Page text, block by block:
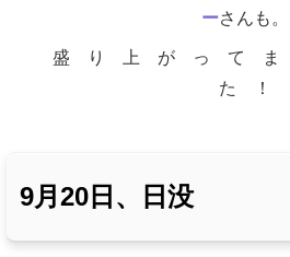
ーさんも。
盛 り 上 が っ て
た ！
9月20日、日没